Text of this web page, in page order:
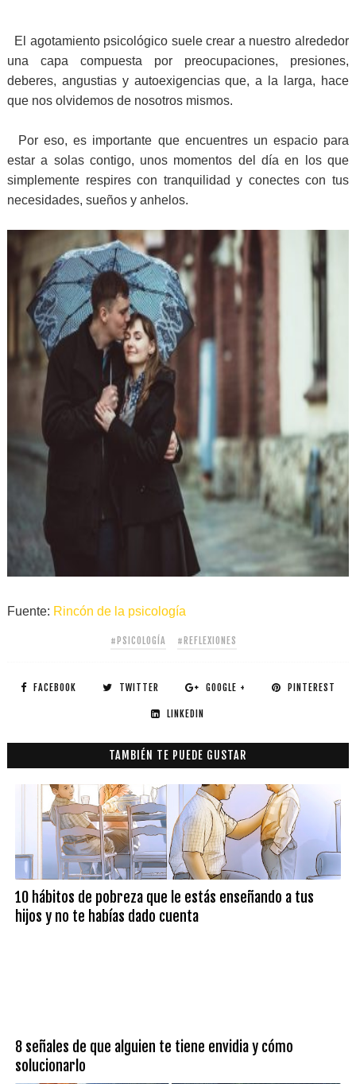
El agotamiento psicológico suele crear a nuestro alrededor
una capa compuesta por preocupaciones, presiones,
deberes, angustias y autoexigencias que, a la larga, hace
que nos olvidemos de nosotros mismos.
Por eso, es importante que encuentres un espacio para
estar a solas contigo, unos momentos del día en los que
simplemente respires con tranquilidad y conectes con tus
necesidades, sueños y anhelos.
Fuente: Rincón de la psicología
#PSICOLOGÍA #REFLEXIONES
FACEBOOK TWITTER GOOGLE + PINTEREST
LINKEDIN
TAMBIÉN TE PUEDE GUSTAR
10 hábitos de pobreza que le estás enseñando a tus
hijos y no te habías dado cuenta
8 señales de que alguien te tiene envidia y cómo
solucionarlo